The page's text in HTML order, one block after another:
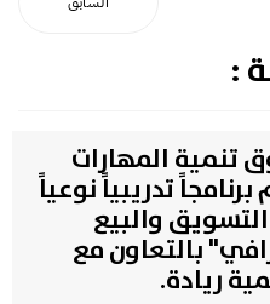
:
تنمية المهارات
برنامجاً تدريبياً نوعياً
والبيع
بالتعاون مع
ريادة.